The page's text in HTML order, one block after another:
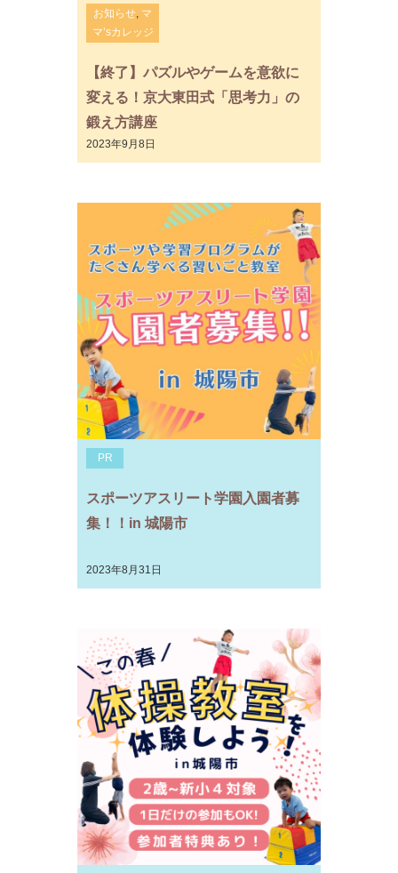
お知らせ, マ
マ’sカレッジ
【終了】パズルやゲームを意欲に
変える！京大東田式「思考力」の
鍛え方講座
2023年9月8日
PR
スポーツアスリート学園入園者募
集！！in 城陽市
2023年8月31日